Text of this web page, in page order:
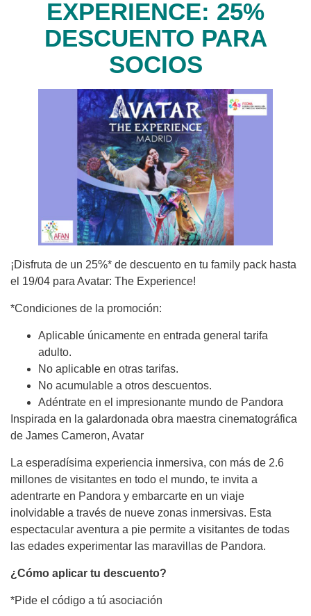
EXPERIENCE: 25%
DESCUENTO PARA
SOCIOS
¡Disfruta de un 25%* de descuento en tu family pack hasta
el 19/04 para Avatar: The Experience!
*Condiciones de la promoción:
Aplicable únicamente en entrada general tarifa
adulto.
No aplicable en otras tarifas.
No acumulable a otros descuentos.
Adéntrate en el impresionante mundo de Pandora
Inspirada en la galardonada obra maestra cinematográfica
de James Cameron, Avatar
La esperadísima experiencia inmersiva, con más de 2.6
millones de visitantes en todo el mundo, te invita a
adentrarte en Pandora y embarcarte en un viaje
inolvidable a través de nueve zonas inmersivas. Esta
espectacular aventura a pie permite a visitantes de todas
las edades experimentar las maravillas de Pandora.
¿Cómo aplicar tu descuento?
*Pide el código a tú asociación